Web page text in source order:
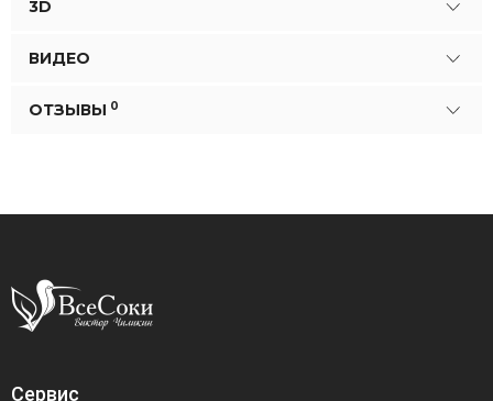
3D
ВИДЕО
ОТЗЫВЫ 0
Сервис